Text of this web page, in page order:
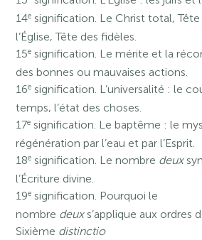
14e signification. Le Christ total, Tête
l’Église, Tête des fidèles.
15e signification. Le mérite et la
des bonnes ou mauvaises actions.
16e signification. L’universalité : le
temps, l’état des choses.
17e signification. Le baptême : le
régénération par l’eau et par l’Esprit.
18e signification. Le nombre deux
l’Écriture divine.
19e signification. Pourquoi le
nombre deuxs’applique aux ordres
Sixième distinctio